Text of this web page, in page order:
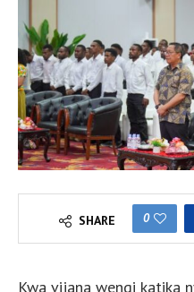
SHARE 0
Kwa vijana wengi katika